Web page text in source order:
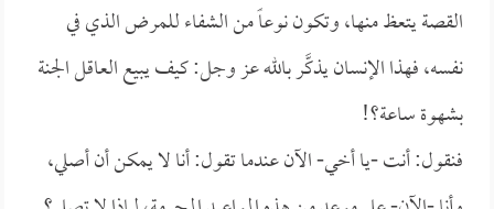
القصة يتعظ منها، وتكون نوعاً من الشفاء للمرض الذي في
نفسه، فهذا الإنسان يذكَّر بالله عز وجل: كيف يبيع العاقل الجنة
بشهوة ساعة؟!
فنقول: أنت -يا أخي- الآن عندما تقول: أنا لا يمكن أن أصلي،